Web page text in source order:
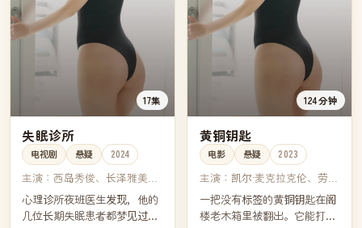
17集
失眠诊所
电视剧 悬疑 2024
主演：西岛秀俊、长泽雅美、
加濑亮、山田凉介
心理诊所夜班医生发现，他的
几位长期失眠患者都梦见过同
124分钟
黄铜钥匙
电影 悬疑 2023
主演： 凯尔·麦克拉克伦、劳拉
·邓恩、娜奥米·沃茨、帕特里
夏·阿奎特
一把没有标签的黄铜钥匙在阁
楼老木箱里被翻出。它能打开